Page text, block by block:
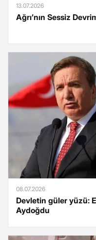
13.07.2026
Ağrı’nın Sessiz
08.07.2026
Devletin güler yüzü:
Aydoğdu